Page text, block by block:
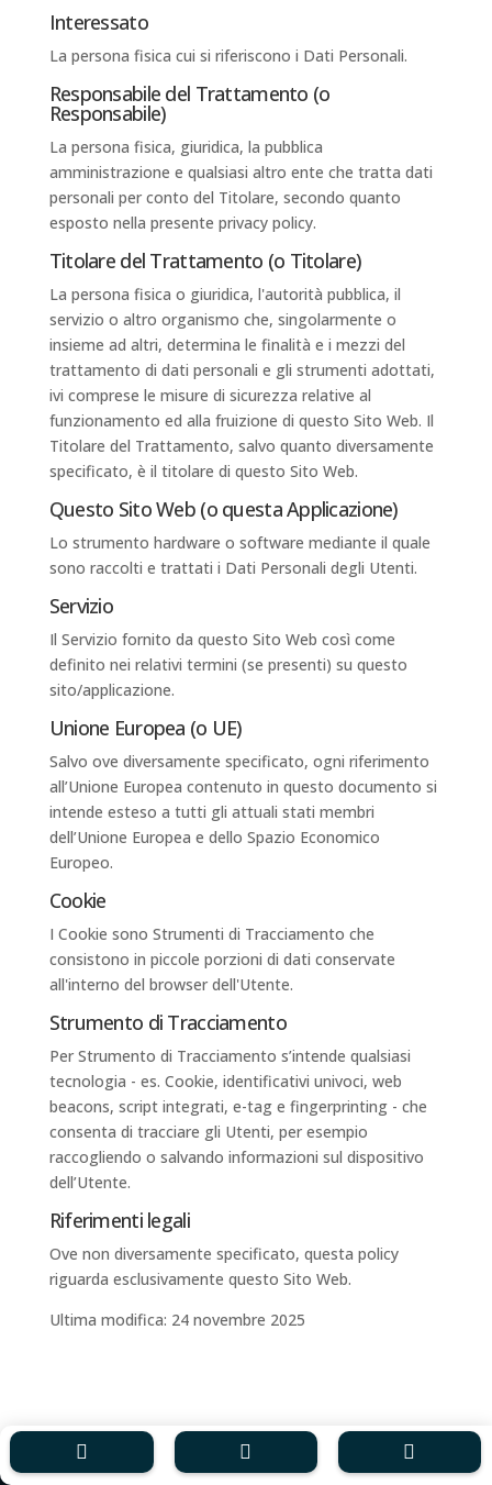
Interessato
La persona fisica cui si riferiscono i Dati Personali.
Responsabile del Trattamento (o
Responsabile)
La persona fisica, giuridica, la pubblica
amministrazione e qualsiasi altro ente che tratta dati
personali per conto del Titolare, secondo quanto
esposto nella presente privacy policy.
Titolare del Trattamento (o Titolare)
La persona fisica o giuridica, l'autorità pubblica, il
servizio o altro organismo che, singolarmente o
insieme ad altri, determina le finalità e i mezzi del
trattamento di dati personali e gli strumenti adottati,
ivi comprese le misure di sicurezza relative al
funzionamento ed alla fruizione di questo Sito Web. Il
Titolare del Trattamento, salvo quanto diversamente
specificato, è il titolare di questo Sito Web.
Questo Sito Web (o questa Applicazione)
Lo strumento hardware o software mediante il quale
sono raccolti e trattati i Dati Personali degli Utenti.
Servizio
Il Servizio fornito da questo Sito Web così come
definito nei relativi termini (se presenti) su questo
sito/applicazione.
Unione Europea (o UE)
Salvo ove diversamente specificato, ogni riferimento
all’Unione Europea contenuto in questo documento si
intende esteso a tutti gli attuali stati membri
dell’Unione Europea e dello Spazio Economico
Europeo.
Cookie
I Cookie sono Strumenti di Tracciamento che
consistono in piccole porzioni di dati conservate
all'interno del browser dell'Utente.
Strumento di Tracciamento
Per Strumento di Tracciamento s’intende qualsiasi
tecnologia - es. Cookie, identificativi univoci, web
beacons, script integrati, e-tag e fingerprinting - che
consenta di tracciare gli Utenti, per esempio
raccogliendo o salvando informazioni sul dispositivo
dell’Utente.
Riferimenti legali
Ove non diversamente specificato, questa policy
riguarda esclusivamente questo Sito Web.
Ultima modifica: 24 novembre 2025
  